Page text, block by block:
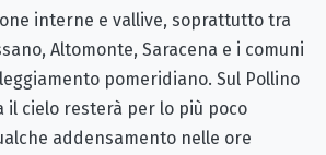
interne e vallive, soprattutto tra
Altomonte, Saracena e i comuni
pomeridiano. Sul Pollino
il cielo resterà per lo più poco
addensamento nelle ore